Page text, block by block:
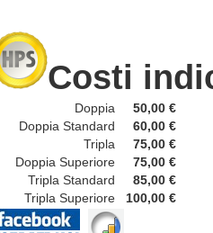
Costi
Doppia
50,00 €
Doppia Standard
60,00 €
Tripla
75,00 €
Doppia Superiore
75,00 €
Tripla Standard
85,00 €
Tripla Superiore
100,00 €